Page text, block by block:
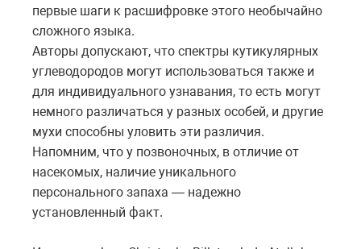
первые шаги к расшифровке этого необычайно
сложного языка.
Авторы допускают, что спектры кутикулярных
углеводородов могут использоваться также и
для индивидуального узнавания, то есть могут
немного различаться у разных особей, и другие
мухи способны уловить эти различия.
Напомним, что у позвоночных, в отличие от
насекомых, наличие уникального
персонального запаха — надежно
установленный факт.